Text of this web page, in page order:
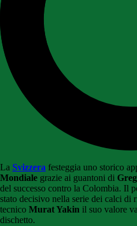
La Svizzera festeggia uno storico
Mondiale grazie ai guantoni di
del successo contro la Colombia. Il
stato decisivo nella serie dei calci di
tecnico Murat Yakin il suo valore
dischetto.